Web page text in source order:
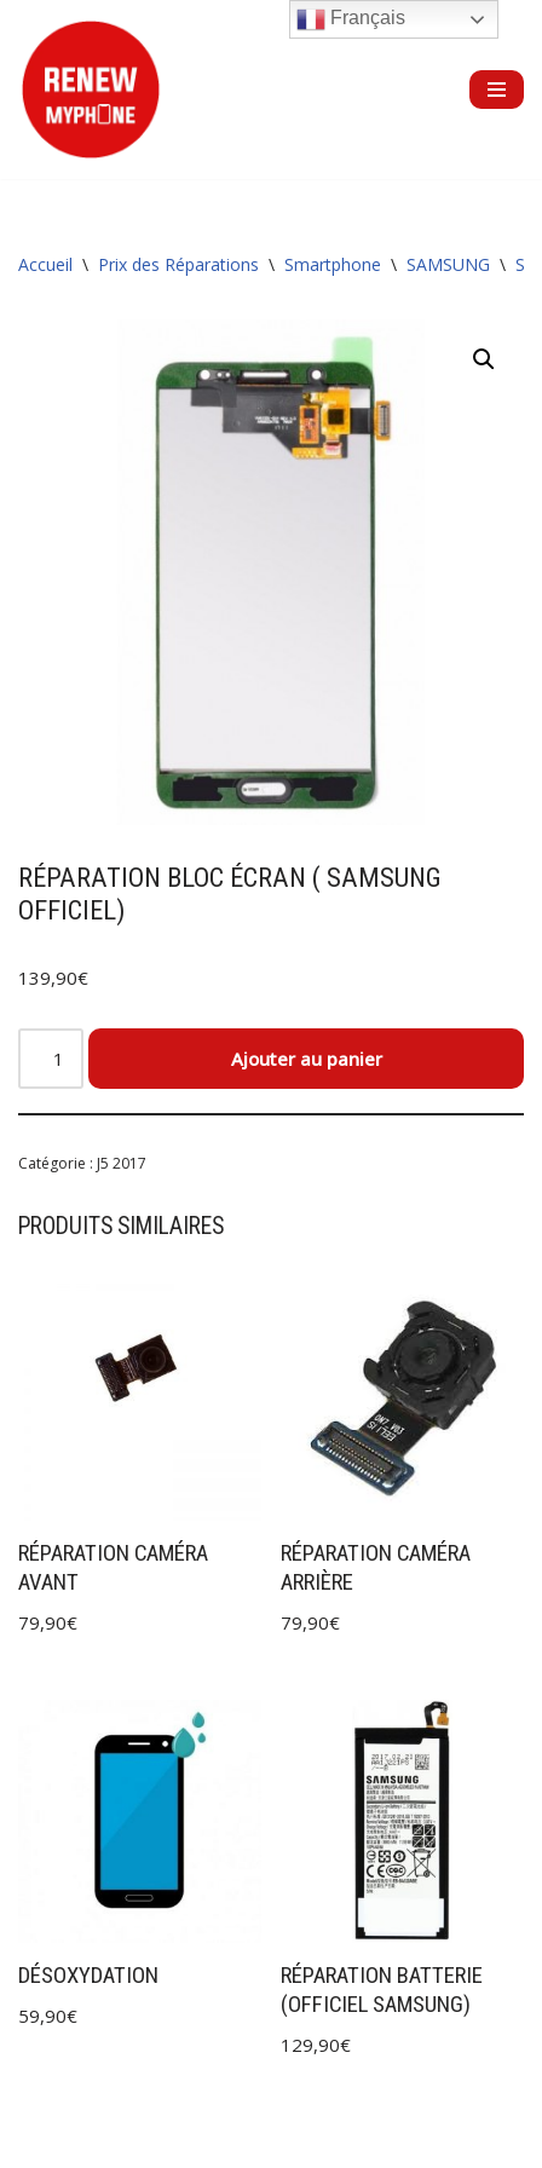
Aller
au
contenu
Accueil \ Prix des Réparations \ Smartphone \ SAMSUNG \
RÉPARATION BLOC ÉCRAN ( SAMSUNG
OFFICIEL)
139,90€
Ajouter au panier
Catégorie : J5 2017
PRODUITS SIMILAIRES
RÉPARATION CAMÉRA
AVANT
79,90€
RÉPARATION CAMÉRA
ARRIÈRE
79,90€
DÉSOXYDATION
59,90€
RÉPARATION BATTERIE
(OFFICIEL SAMSUNG)
129,90€
Français